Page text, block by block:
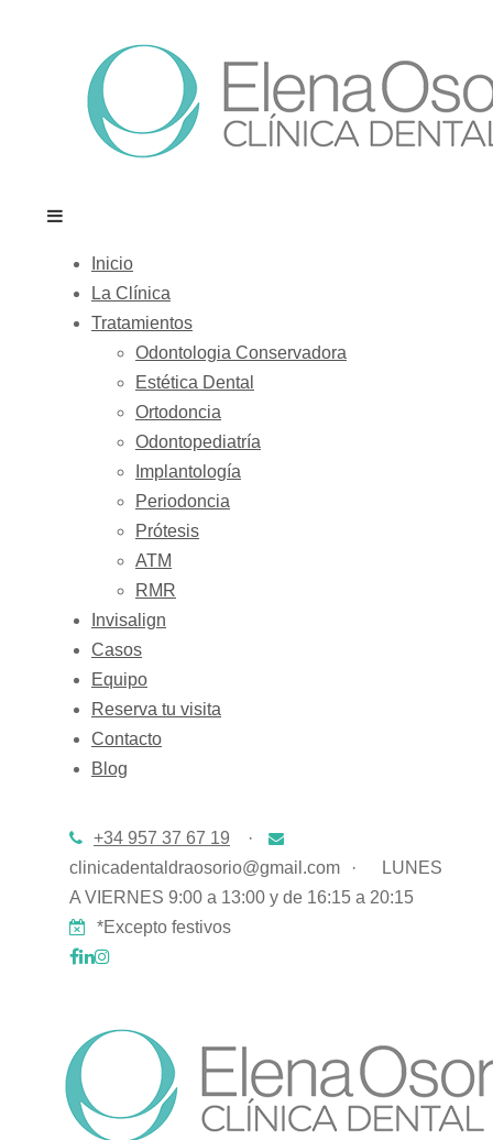
Inicio
La Clínica
Tratamientos
Odontologia Conservadora
Estética Dental
Ortodoncia
Odontopediatría
Implantología
Periodoncia
Prótesis
ATM
RMR
Invisalign
Casos
Equipo
Reserva tu visita
Contacto
Blog
+34 957 37 67 19
·
clinicadentaldraosorio@gmail.com
·
LUNES
A VIERNES 9:00 a 13:00 y de 16:15 a 20:15
*Excepto festivos